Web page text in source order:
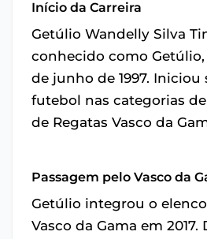
Início da Carreira
Getúlio Wandelly Silva
conhecido como Getúlio,
de junho de 1997. Iniciou
futebol nas categorias
de Regatas Vasco da
Passagem pelo Vasco da
Getúlio integrou o
Vasco da Gama em 2017.